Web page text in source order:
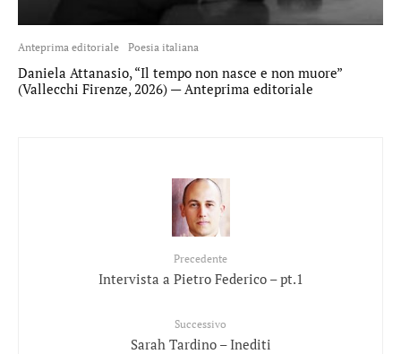
Anteprima editoriale Poesia italiana
Daniela Attanasio, “Il tempo non nasce e non muore”
(Vallecchi Firenze, 2026) — Anteprima editoriale
Precedente
Intervista a Pietro Federico – pt.1
Successivo
Sarah Tardino – Inediti